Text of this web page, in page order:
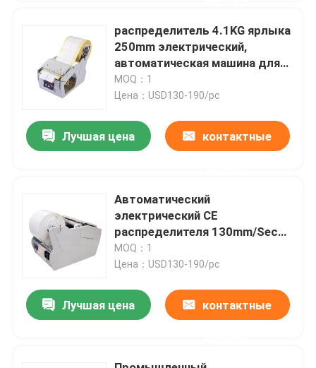
распределитель 4.1KG ярлыка
250mm электрический,
автоматическая машина для
прикрепления этикеток
стикера 130mm/C
MOQ：1
Цена：USD130-190/pc
Лучшая цена контактные
Автоматический
электрический CE
распределителя 130mm/Sec
ярлыка для прозрачных
стикеров
MOQ：1
Цена：USD130-190/pc
Лучшая цена контактные